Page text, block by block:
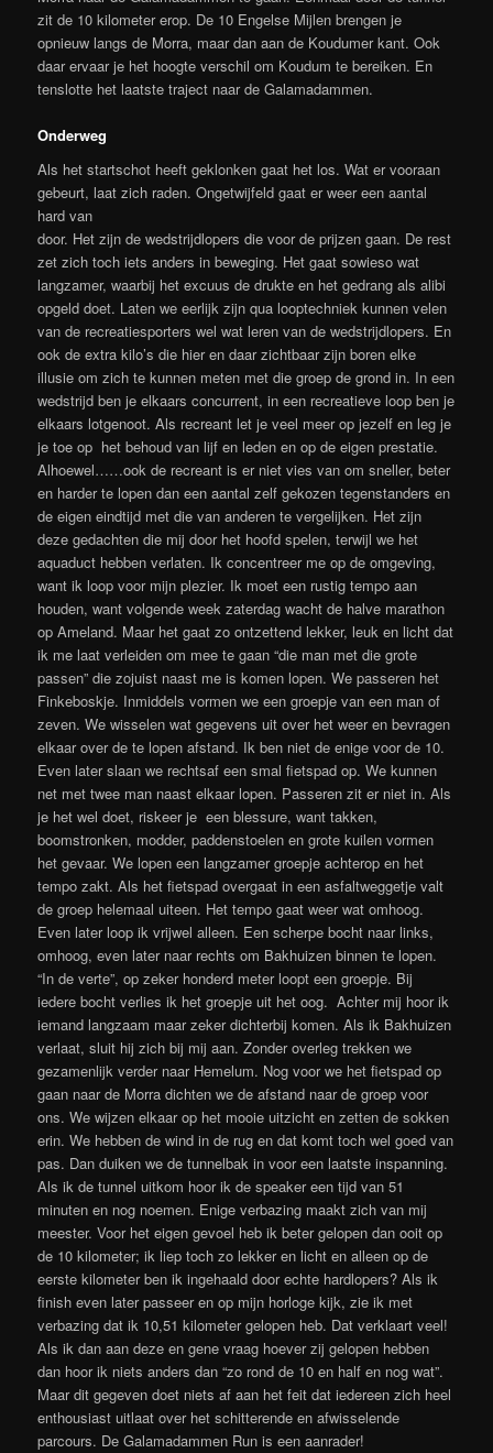
zit de 10 kilometer erop. De 10 Engelse Mijlen brengen je
opnieuw langs de Morra, maar dan aan de Koudumer kant. Ook
daar ervaar je het hoogte verschil om Koudum te bereiken. En
tenslotte het laatste traject naar de Galamadammen.
Onderweg
Als het startschot heeft geklonken gaat het los. Wat er vooraan
gebeurt, laat zich raden. Ongetwijfeld gaat er weer een aantal
hard van
door. Het zijn de wedstrijdlopers die voor de prijzen gaan. De rest
zet zich toch iets anders in beweging. Het gaat sowieso wat
langzamer, waarbij het excuus de drukte en het gedrang als alibi
opgeld doet. Laten we eerlijk zijn qua looptechniek kunnen velen
van de recreatiesporters wel wat leren van de wedstrijdlopers. En
ook de extra kilo’s die hier en daar zichtbaar zijn boren elke
illusie om zich te kunnen meten met die groep de grond in. In een
wedstrijd ben je elkaars concurrent, in een recreatieve loop ben je
elkaars lotgenoot. Als recreant let je veel meer op jezelf en leg je
je toe op het behoud van lijf en leden en op de eigen prestatie.
Alhoewel……ook de recreant is er niet vies van om sneller, beter
en harder te lopen dan een aantal zelf gekozen tegenstanders en
de eigen eindtijd met die van anderen te vergelijken. Het zijn
deze gedachten die mij door het hoofd spelen, terwijl we het
aquaduct hebben verlaten. Ik concentreer me op de omgeving,
want ik loop voor mijn plezier. Ik moet een rustig tempo aan
houden, want volgende week zaterdag wacht de halve marathon
op Ameland. Maar het gaat zo ontzettend lekker, leuk en licht dat
ik me laat verleiden om mee te gaan “die man met die grote
passen” die zojuist naast me is komen lopen. We passeren het
Finkeboskje. Inmiddels vormen we een groepje van een man of
zeven. We wisselen wat gegevens uit over het weer en bevragen
elkaar over de te lopen afstand. Ik ben niet de enige voor de 10.
Even later slaan we rechtsaf een smal fietspad op. We kunnen
net met twee man naast elkaar lopen. Passeren zit er niet in. Als
je het wel doet, riskeer je een blessure, want takken,
boomstronken, modder, paddenstoelen en grote kuilen vormen
het gevaar. We lopen een langzamer groepje achterop en het
tempo zakt. Als het fietspad overgaat in een asfaltweggetje valt
de groep helemaal uiteen. Het tempo gaat weer wat omhoog.
Even later loop ik vrijwel alleen. Een scherpe bocht naar links,
omhoog, even later naar rechts om Bakhuizen binnen te lopen.
“In de verte”, op zeker honderd meter loopt een groepje. Bij
iedere bocht verlies ik het groepje uit het oog. Achter mij hoor ik
iemand langzaam maar zeker dichterbij komen. Als ik Bakhuizen
verlaat, sluit hij zich bij mij aan. Zonder overleg trekken we
gezamenlijk verder naar Hemelum. Nog voor we het fietspad op
gaan naar de Morra dichten we de afstand naar de groep voor
ons. We wijzen elkaar op het mooie uitzicht en zetten de sokken
erin. We hebben de wind in de rug en dat komt toch wel goed van
pas. Dan duiken we de tunnelbak in voor een laatste inspanning.
Als ik de tunnel uitkom hoor ik de speaker een tijd van 51
minuten en nog noemen. Enige verbazing maakt zich van mij
meester. Voor het eigen gevoel heb ik beter gelopen dan ooit op
de 10 kilometer; ik liep toch zo lekker en licht en alleen op de
eerste kilometer ben ik ingehaald door echte hardlopers? Als ik
finish even later passeer en op mijn horloge kijk, zie ik met
verbazing dat ik 10,51 kilometer gelopen heb. Dat verklaart veel!
Als ik dan aan deze en gene vraag hoever zij gelopen hebben
dan hoor ik niets anders dan “zo rond de 10 en half en nog wat”.
Maar dit gegeven doet niets af aan het feit dat iedereen zich heel
enthousiast uitlaat over het schitterende en afwisselende
parcours. De Galamadammen Run is een aanrader!